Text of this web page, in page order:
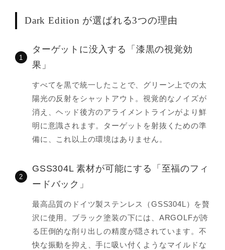
Dark Edition が選ばれる3つの理由
1
ターゲットに没入する「漆黒の視覚効
果」
すべてを黒で統一したことで、グリーン上での太
陽光の反射をシャットアウト。視覚的なノイズが
消え、ヘッド後方のアライメントラインがより鮮
明に意識されます。ターゲットを射抜くための準
備に、これ以上の環境はありません。
2
GSS304L 素材が可能にする「至福のフィ
ードバック」
最高品質のドイツ製ステンレス（GSS304L）を贅
沢に使用。ブラック塗装の下には、ARGOLFが誇
る圧倒的な削り出しの精度が隠されています。不
快な振動を抑え、手に吸い付くようなマイルドな